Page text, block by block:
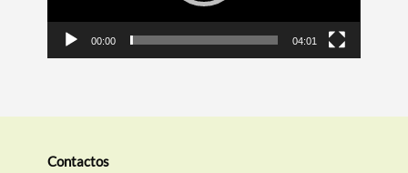
00:00 04:01
Contactos